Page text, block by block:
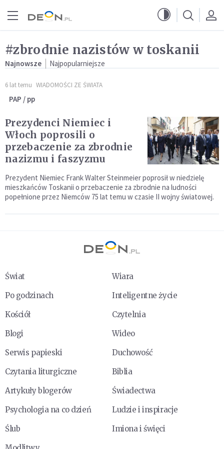
#zbrodnie nazistów w toskanii
Najnowsze Najpopularniejsze
6 lat temu WIADOMOŚCI ZE ŚWIATA
PAP / pp
Prezydenci Niemiec i
Włoch poprosili o
przebaczenie za zbrodnie
nazizmu i faszyzmu
Prezydent Niemiec Frank Walter Steinmeier poprosił w niedzielę
mieszkańców Toskanii o przebaczenie za zbrodnie na ludności
popełnione przez Niemców 75 lat temu w czasie II wojny światowej.
Świat
Wiara
Po godzinach
Inteligentne życie
Kościół
Czytelnia
Blogi
Wideo
Serwis papieski
Duchowość
Czytania liturgiczne
Biblia
Artykuły blogerów
Świadectwa
Psychologia na co dzień
Ludzie i inspiracje
Ślub
Imiona i święci